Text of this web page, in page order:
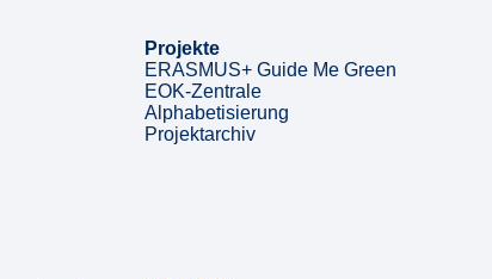
Projekte
ERASMUS+ Guide Me Green
EOK-Zentrale
Alphabetisierung
Projektarchiv